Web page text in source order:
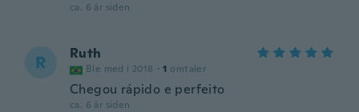
ca. 6 år siden
R Ruth
Ble med i 2018 · 1 omtaler
Chegou rápido e perfeito
ca. 6 år siden